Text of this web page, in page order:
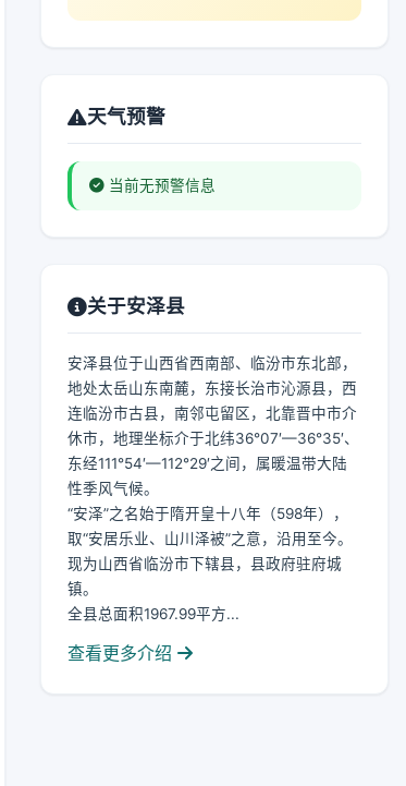
天气预警
当前无预警信息
关于安泽县
安泽县位于山西省西南部、临汾市东北部，
地处太岳山东南麓，东接长治市沁源县，西
连临汾市古县，南邻屯留区，北靠晋中市介
休市，地理坐标介于北纬36°07′—36°35′、
东经111°54′—112°29′之间，属暖温带大陆
性季风气候。
“安泽”之名始于隋开皇十八年（598年），
取“安居乐业、山川泽被”之意，沿用至今。
现为山西省临汾市下辖县，县政府驻府城
镇。
全县总面积1967.99平方...
查看更多介绍